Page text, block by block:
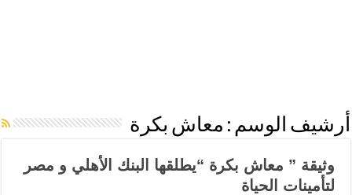
أرشيف الوسم : معاش بكرة
وثيقة ” معاش بكرة “يطلقها البنك الأهلي و مصر
لتأمينات الحياة